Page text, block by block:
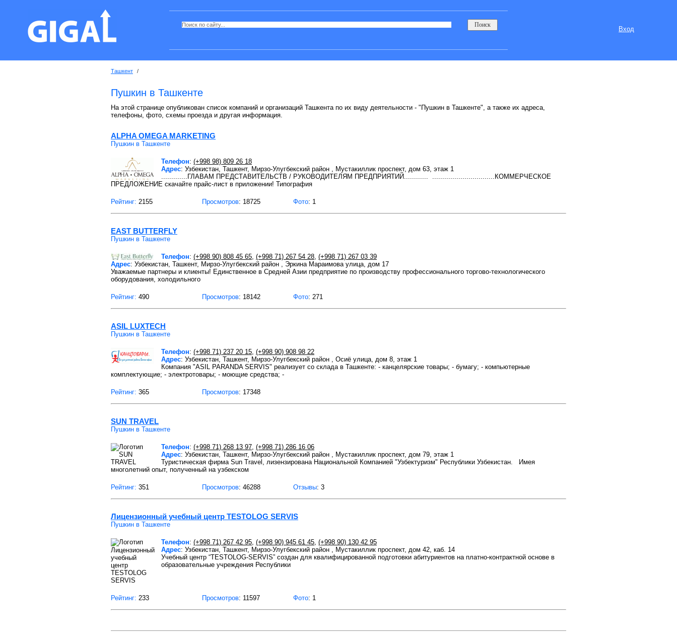
Вход
Ташкент /
Пушкин в Ташкенте
На этой странице опубликован список компаний и организаций Ташкента по их виду деятельности - "Пушкин в Ташкенте", а также их адреса,
телефоны, фото, схемы проезда и другая информация.
ALPHA OMEGA MARKETING
Пушкин в Ташкенте
Телефон: (+998 98) 809 26 18
Адрес: Узбекистан, Ташкент, Мирзо-Улугбекский район , Мустакиллик проспект, дом 63, этаж 1
.............ГЛАВАМ ПРЕДСТАВИТЕЛЬСТВ / РУКОВОДИТЕЛЯМ ПРЕДПРИЯТИЙ............ ...............................КОММЕРЧЕСКОЕ
ПРЕДЛОЖЕНИЕ скачайте прайс-лист в приложении! Типография
Рейтинг: 2155 Просмотров: 18725 Фото: 1
EAST BUTTERFLY
Пушкин в Ташкенте
Телефон: (+998 90) 808 45 65, (+998 71) 267 54 28, (+998 71) 267 03 39
Адрес: Узбекистан, Ташкент, Мирзо-Улугбекский район , Эркина Мараимова улица, дом 17
Уважаемые партнеры и клиенты! Единственное в Средней Азии предприятие по производству профессионального торгово-технологического
оборудования, холодильного
Рейтинг: 490 Просмотров: 18142 Фото: 271
ASIL LUXTECH
Пушкин в Ташкенте
Телефон: (+998 71) 237 20 15, (+998 90) 908 98 22
Адрес: Узбекистан, Ташкент, Мирзо-Улугбекский район , Осиё улица, дом 8, этаж 1
Компания "ASIL PARANDA SERVIS" реализует со склада в Ташкенте: - канцелярские товары; - бумагу; - компьютерные
комплектующие; - электротовары; - моющие средства; -
Рейтинг: 365 Просмотров: 17348
SUN TRAVEL
Пушкин в Ташкенте
Телефон: (+998 71) 268 13 97, (+998 71) 286 16 06
Адрес: Узбекистан, Ташкент, Мирзо-Улугбекский район , Мустакиллик проспект, дом 79, этаж 1
Туристическая фирма Sun Travel, лизензирована Национальной Компанией "Узбектуризм" Республики Узбекистан. Имея
многолетний опыт, полученный на узбекском
Рейтинг: 351 Просмотров: 46288 Отзывы: 3
Лицензионный учебный центр TESTOLOG SERVIS
Пушкин в Ташкенте
Телефон: (+998 71) 267 42 95, (+998 90) 945 61 45, (+998 90) 130 42 95
Адрес: Узбекистан, Ташкент, Мирзо-Улугбекский район , Мустакиллик проспект, дом 42, каб. 14
Учебный центр “TESTOLOG-SERVIS” создан для квалифицированной подготовки абитуриентов на платно-контрактной основе в
образовательные учреждения Республики
Рейтинг: 233 Просмотров: 11597 Фото: 1